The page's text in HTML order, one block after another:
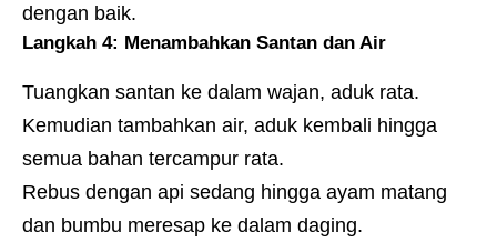
dengan baik.
Langkah 4: Menambahkan Santan dan Air
Tuangkan santan ke dalam wajan, aduk rata.
Kemudian tambahkan air, aduk kembali hingga
semua bahan tercampur rata.
Rebus dengan api sedang hingga ayam matang
dan bumbu meresap ke dalam daging.